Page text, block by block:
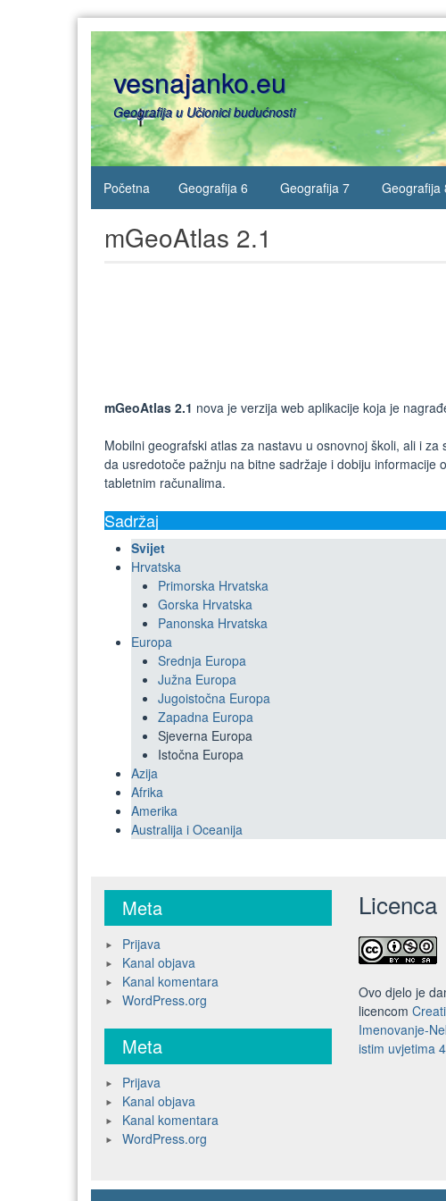
vesnajanko.eu
Geografija u Učionici budućnosti
Početna Geografija 6 Geografija 7 Geografija
mGeoAtlas 2.1
mGeoAtlas 2.1 nova je verzija web aplikacije koja je
Mobilni geografski atlas za nastavu u osnovnoj školi, ali i
da usredotoče pažnju na bitne sadržaje i dobiju
tabletnim računalima.
Sadržaj
Svijet
Hrvatska
Primorska Hrvatska
Gorska Hrvatska
Panonska Hrvatska
Europa
Srednja Europa
Južna Europa
Jugoistočna Europa
Zapadna Europa
Sjeverna Europa
Istočna Europa
Azija
Afrika
Amerika
Australija i Oceanija
Meta
Prijava
Kanal objava
Kanal komentara
WordPress.org
Meta
Prijava
Kanal objava
Kanal komentara
WordPress.org
Licenca
Ovo djelo je
licencom
Imenovanje-
istim uvjetima